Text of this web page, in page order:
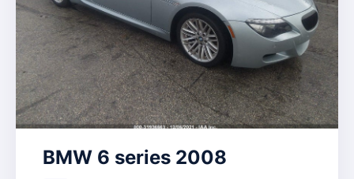
BMW 6 series 2008